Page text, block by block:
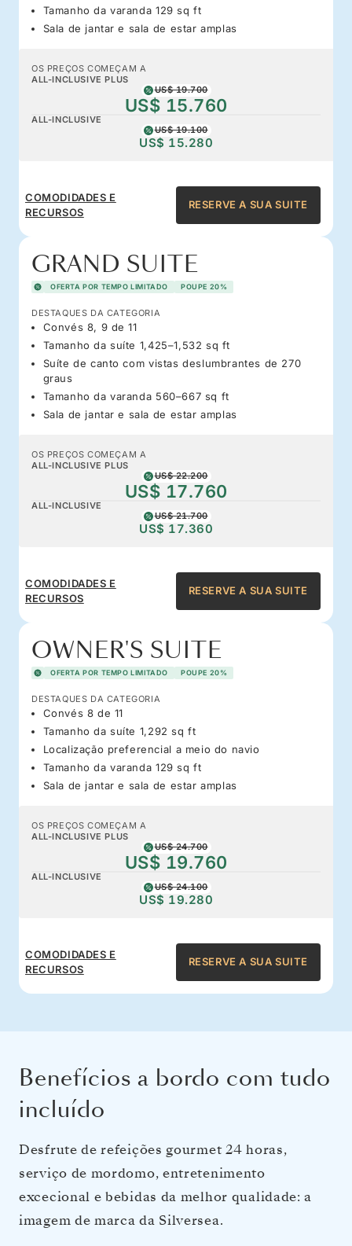
Tamanho da varanda 129 sq ft
Sala de jantar e sala de estar amplas
OS PREÇOS COMEÇAM A
ALL-INCLUSIVE PLUS
US$ 19.700
US$ 15.760
ALL-INCLUSIVE
US$ 19.100
US$ 15.280
COMODIDADES E
RECURSOS
RESERVE A SUA SUITE
GRAND SUITE
OFERTA POR TEMPO LIMITADO POUPE 20%
DESTAQUES DA CATEGORIA
Convés 8, 9 de 11
Tamanho da suíte 1,425–1,532 sq ft
Suíte de canto com vistas deslumbrantes de 270
graus
Tamanho da varanda 560–667 sq ft
Sala de jantar e sala de estar amplas
OS PREÇOS COMEÇAM A
ALL-INCLUSIVE PLUS
US$ 22.200
US$ 17.760
ALL-INCLUSIVE
US$ 21.700
US$ 17.360
COMODIDADES E
RECURSOS
RESERVE A SUA SUITE
OWNER'S SUITE
OFERTA POR TEMPO LIMITADO POUPE 20%
DESTAQUES DA CATEGORIA
Convés 8 de 11
Tamanho da suíte 1,292 sq ft
Localização preferencial a meio do navio
Tamanho da varanda 129 sq ft
Sala de jantar e sala de estar amplas
OS PREÇOS COMEÇAM A
ALL-INCLUSIVE PLUS
US$ 24.700
US$ 19.760
ALL-INCLUSIVE
US$ 24.100
US$ 19.280
COMODIDADES E
RECURSOS
RESERVE A SUA SUITE
Benefícios a bordo com tudo
incluído
Desfrute de refeições gourmet 24 horas,
serviço de mordomo, entretenimento
excecional e bebidas da melhor qualidade: a
imagem de marca da Silversea.